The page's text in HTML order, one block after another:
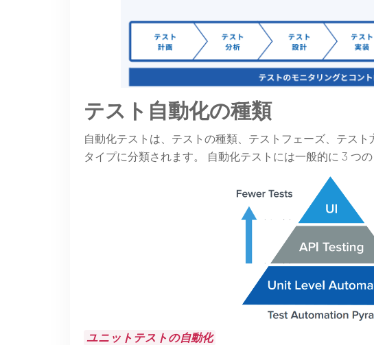
テスト自動化の種類
自動化テストは、テストの種類、テストフェーズ、テス
タイプに分類されます。 自動化テストには一般的に 3 つの
ユニットテストの自動化